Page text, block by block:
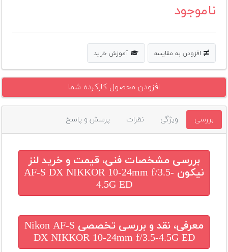
ناموجود
افزودن به مقایسه آموزش خرید
افزودن محصول کارکرده شما
بررسی ویژگی نظرات پرسش و پاسخ
بررسی مشخصات فنی، قیمت و خریدلنز
نیکون AF-S DX NIKKOR 10-24mm f/3.5-
4.5G ED
معرفی، نقد و بررسی تخصصی Nikon AF-S
DX NIKKOR 10-24mm f/3.5-4.5G ED